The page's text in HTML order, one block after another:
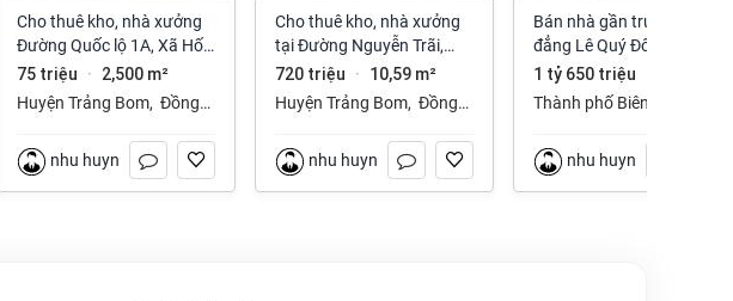
Cho thuê kho, nhà xưởng
Đường Quốc lộ 1A, Xã Hố
Nai 3, Trảng Bom, Đồng
Nai giá 75 Triệu
75 triệu · 2,500 m²
Huyện Trảng Bom, Đồng
nhu huynh
Cho thuê kho, nhà xưởng
tại Đường Nguyễn Trãi,
Trảng Bom, Trảng Bom,
Đồng Nai giá 720 Triệu
720 triệu · 10,59 m²
Huyện Trảng Bom, Đồng
nhu huynh
Bán nhà gần trường cao
đẳng Lê Quý Đôn phường
Long Hưng Đồng Nai
1 tỷ 650 triệu
Thành phố Biên Hòa
nhu huynh